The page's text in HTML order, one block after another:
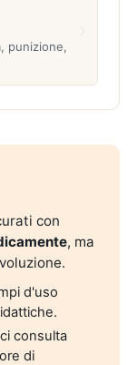
punizione,
con
, ma
d'uso
consulta
di